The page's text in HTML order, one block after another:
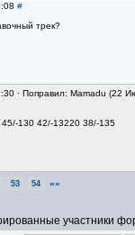
#
трек?
· Поправил: Mamadu (22
130 42/-13220 38/-135
53 54 »»
участники